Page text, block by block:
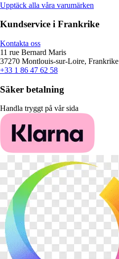
Upptäck alla våra varumärken
Kundservice i Frankrike
Kontakta oss
11 rue Bernard Maris
37270 Montlouis-sur-Loire, Frankrike
+33 1 86 47 62 58
Säker betalning
Handla tryggt på vår sida